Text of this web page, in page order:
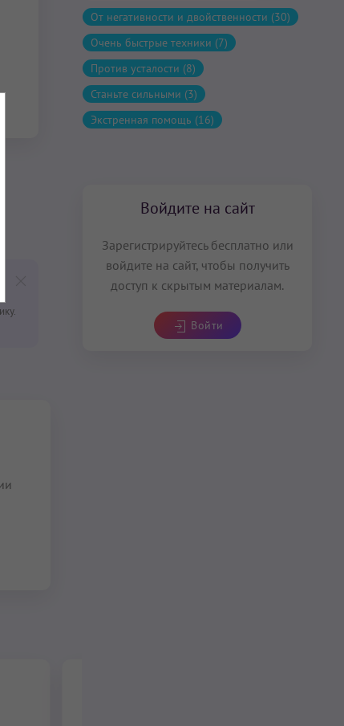
От негативности и двойственности (30)
Очень быстрые техники (7)
Против усталости (8)
Станьте сильными (3)
Экстренная помощь (16)
Войдите на сайт
Зарегистрируйтесь бесплатно или
войдите на сайт, чтобы получить
доступ к скрытым материалам.
Войти